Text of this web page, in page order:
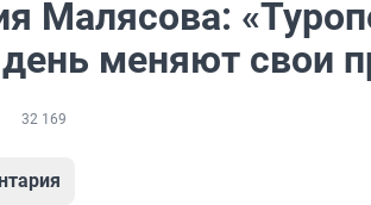
Малясова:
меняют свои
32 169